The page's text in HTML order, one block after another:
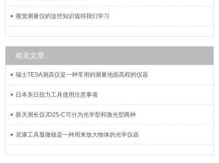
视觉测量仪的这些知识值得我们学习
相关文章
瑞士TESA测高仪是一种常用的测量地面高程的仪器
日本东日扭力工具使用注意事项
新天测长仪JD25-C可分为光学型和激光型两种
尼康工具显微镜是一种用来放大物体的光学仪器